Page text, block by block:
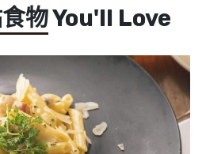
物You'll Love